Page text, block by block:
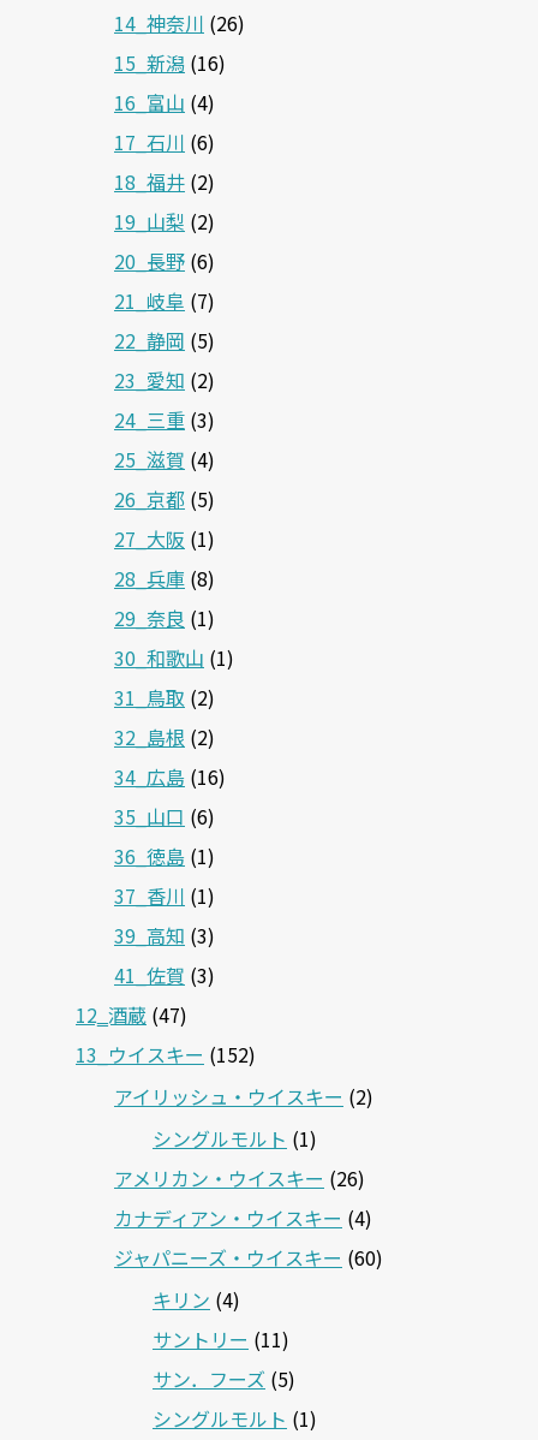
14_神奈川 (26)
15_新潟 (16)
16_富山 (4)
17_石川 (6)
18_福井 (2)
19_山梨 (2)
20_長野 (6)
21_岐阜 (7)
22_静岡 (5)
23_愛知 (2)
24_三重 (3)
25_滋賀 (4)
26_京都 (5)
27_大阪 (1)
28_兵庫 (8)
29_奈良 (1)
30_和歌山 (1)
31_鳥取 (2)
32_島根 (2)
34_広島 (16)
35_山口 (6)
36_徳島 (1)
37_香川 (1)
39_高知 (3)
41_佐賀 (3)
12‗酒蔵 (47)
13_ウイスキー (152)
アイリッシュ・ウイスキー (2)
シングルモルト (1)
アメリカン・ウイスキー (26)
カナディアン・ウイスキー (4)
ジャパニーズ・ウイスキー (60)
キリン (4)
サントリー (11)
サン．フーズ (5)
シングルモルト (1)